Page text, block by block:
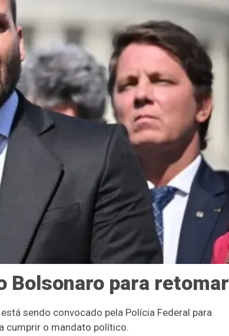
Bolsonaro para retomar
sendo convocado pela Polícia Federal para
cumprir o mandato político.